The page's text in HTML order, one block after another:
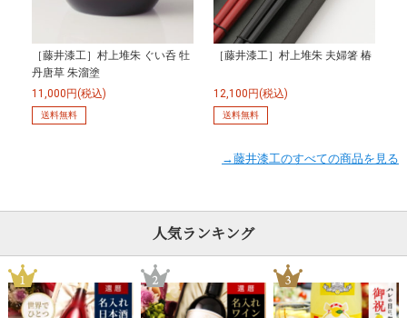
［藤井漆工］村上堆朱 ぐい呑 牡
丹唐草 朱溜塗
11,000円(税込)
送料無料
［藤井漆工］村上堆朱 夫婦箸 椿
12,100円(税込)
送料無料
→藤井漆工のすべての商品を見る
人気ランキング